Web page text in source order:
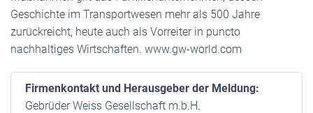
Geschichte im Transportwesen mehr als 500 Jahre
zurückreicht, heute auch als Vorreiter in puncto
nachhaltiges Wirtschaften. www.gw-world.com
Firmenkontakt und Herausgeber der Meldung:
Gebrüder Weiss Gesellschaft m.b.H.